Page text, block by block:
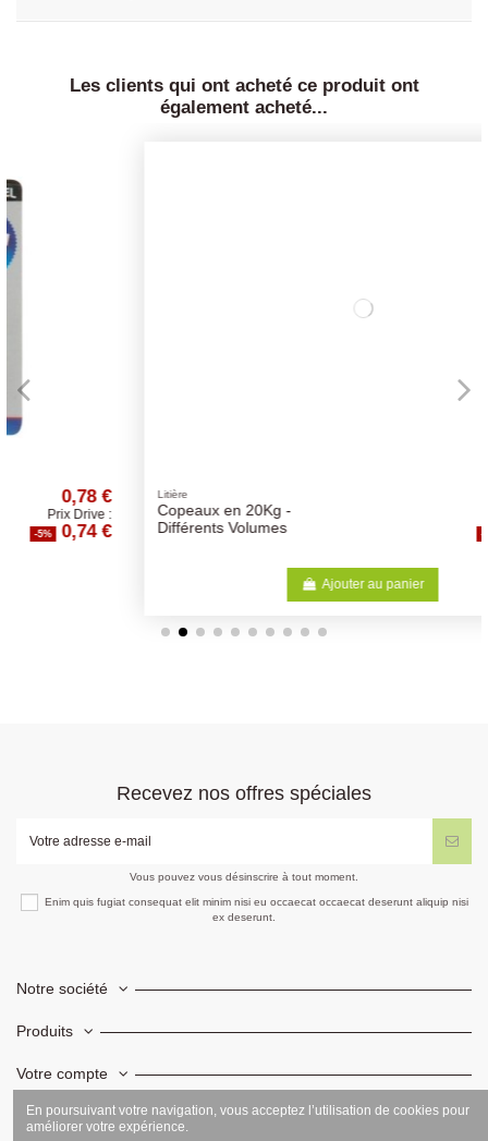
Les clients qui ont acheté ce produit ont
également acheté...
Litière
Copeaux en 20Kg -
Différents Volumes
Ajouter au panier
Recevez nos offres spéciales
Vous pouvez vous désinscrire à tout moment.
Enim quis fugiat consequat elit minim nisi eu occaecat occaecat deserunt aliquip nisi
ex deserunt.
Notre société
Produits
Votre compte
Informations
En poursuivant votre navigation, vous acceptez l’utilisation de cookies pour
améliorer votre expérience.